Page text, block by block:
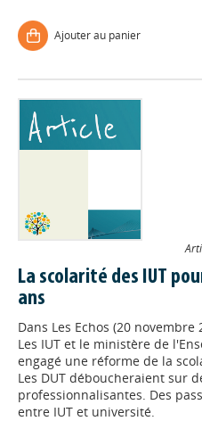
Ajouter au panier
La scolarité des IUT
ans
Dans Les Echos (20 novembre
Les IUT et le ministère de
engagé une réforme de la
Les DUT déboucheraient sur
professionnalisantes. Des
entre IUT et université.